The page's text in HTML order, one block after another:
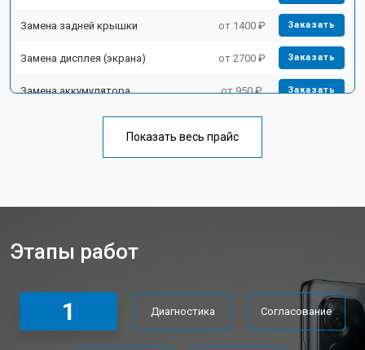
Замена задней крышки от 1400 ₽ Заказать
Замена дисплея (экрана) от 2700 ₽ Заказать
Замена аккумулятора от 950 ₽ Заказать
Ремонт цепи питания от 3200 ₽
Показать весь прайс
Этапы работ
1 Диагностика Согласование